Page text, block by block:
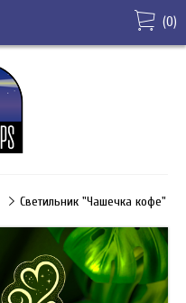
(0)
Светильник "Чашечка кофе"